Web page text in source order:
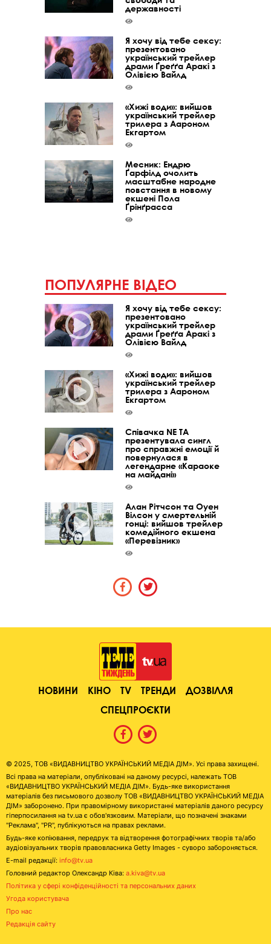
державності
Я хочу від тебе сексу:
презентовано
український трейлер
драми Ґреґґа Аракі з
Олівією Вайлд
«Хижі води»: вийшов
український трейлер
трилера з Аароном
Екгартом
Месник: Ендрю
Ґарфілд очолить
масштабне народне
повстання в новому
екшені Пола
Ґрінґрасса
ПОПУЛЯРНЕ ВІДЕО
Я хочу від тебе сексу:
презентовано
український трейлер
драми Ґреґґа Аракі з
Олівією Вайлд
«Хижі води»: вийшов
український трейлер
трилера з Аароном
Екгартом
Співачка NE TA
презентувала сингл
про справжні емоції й
повернулася в
легендарне «Караоке
на майдані»
Алан Рітчсон та Оуен
Вілсон у смертельній
гонці: вийшов трейлер
комедійного екшена
«Перевізник»
НОВИНИ КІНО TV ТРЕНДИ
ДОЗВІЛЛЯ
СПЕЦПРОЄКТИ
© 2025, ТОВ «ВИДАВНИЦТВО УКРАЇНСЬКИЙ МЕДІА ДІМ». Усі права захищені.
Всі права на матеріали, опубліковані на даному ресурсі, належать ТОВ
«ВИДАВНИЦТВО УКРАЇНСЬКИЙ МЕДІА ДІМ». Будь-яке використання
матеріалів без письмового дозволу ТОВ «ВИДАВНИЦТВО УКРАЇНСЬКИЙ МЕДІА
ДІМ» заборонено. При правомірному використанні матеріалів даного ресурсу
гіперпосилання на tv.ua є обов'язковим. Матеріали, що позначені знаками
"Реклама", "PR", публікуються на правах реклами.
Будь-яке копіювання, передрук та відтворення фотографічних творів та/або
аудіовізуальних творів правовласника Getty Images - суворо забороняється.
E-mail редакції: info@tv.ua
Головний редактор Олександр Ківа: a.kiva@tv.ua
Політика у сфері конфіденційності та персональних даних
Угода користувача
Про нас
Редакція сайту